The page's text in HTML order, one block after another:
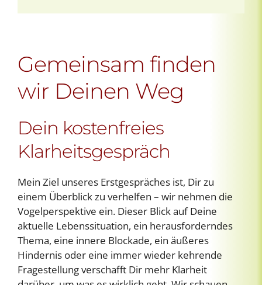
Gemeinsam finden
wir Deinen Weg
Dein kostenfreies
Klarheitsgespräch
Mein Ziel unseres Erstgespräches ist, Dir zu
einem Überblick zu verhelfen – wir nehmen die
Vogelperspektive ein. Dieser Blick auf Deine
aktuelle Lebenssituation, ein herausforderndes
Thema, eine innere Blockade, ein äußeres
Hindernis oder eine immer wieder kehrende
Fragestellung verschafft Dir mehr Klarheit